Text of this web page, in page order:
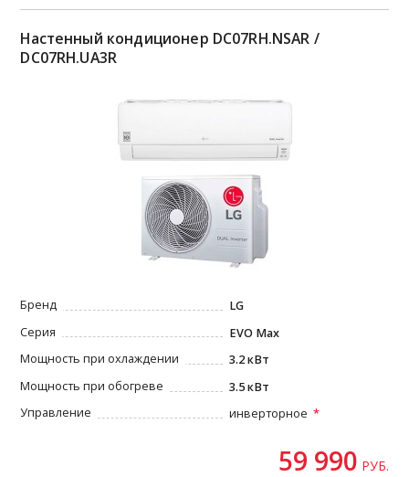
Настенный кондиционер DC07RH.NSAR /
DC07RH.UA3R
Бренд
LG
Серия
EVO Max
Мощность при охлаждении
3.2 кВт
Мощность при обогреве
3.5 кВт
Управление
инверторное
59 990 РУБ.